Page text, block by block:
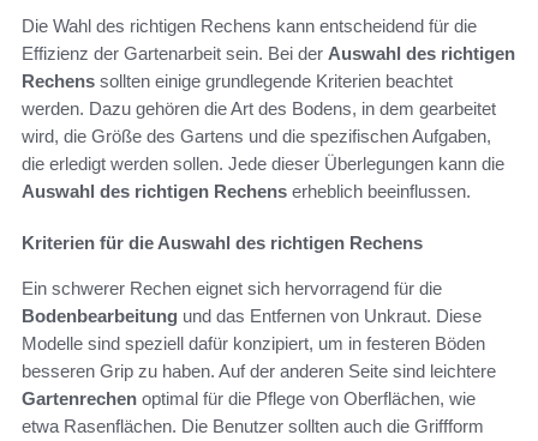
Die Wahl des richtigen Rechens kann entscheidend für die
Effizienz der Gartenarbeit sein. Bei der Auswahl des richtigen
Rechens sollten einige grundlegende Kriterien beachtet
werden. Dazu gehören die Art des Bodens, in dem gearbeitet
wird, die Größe des Gartens und die spezifischen Aufgaben,
die erledigt werden sollen. Jede dieser Überlegungen kann die
Auswahl des richtigen Rechens erheblich beeinflussen.
Kriterien für die Auswahl des richtigen Rechens
Ein schwerer Rechen eignet sich hervorragend für die
Bodenbearbeitung und das Entfernen von Unkraut. Diese
Modelle sind speziell dafür konzipiert, um in festeren Böden
besseren Grip zu haben. Auf der anderen Seite sind leichtere
Gartenrechen optimal für die Pflege von Oberflächen, wie
etwa Rasenflächen. Die Benutzer sollten auch die Griffform